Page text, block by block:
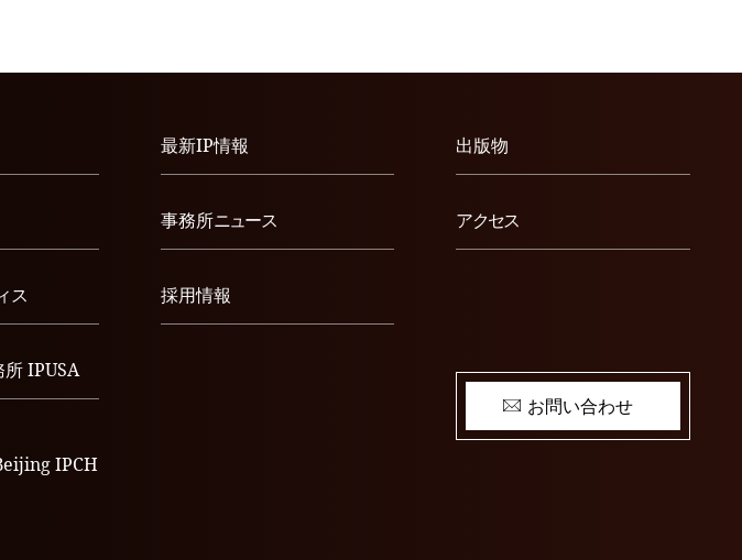
ス
所IPUSA
IPCH
最新IP情報
事務所ニュース
採用情報
出版物
アクセス
お問い合わせ